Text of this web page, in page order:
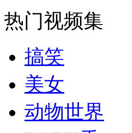
纽约上演“枕头大战”
司机酒驾遇交警 急速倒车逃窜
热门视频集
搞笑
美女
动物世界